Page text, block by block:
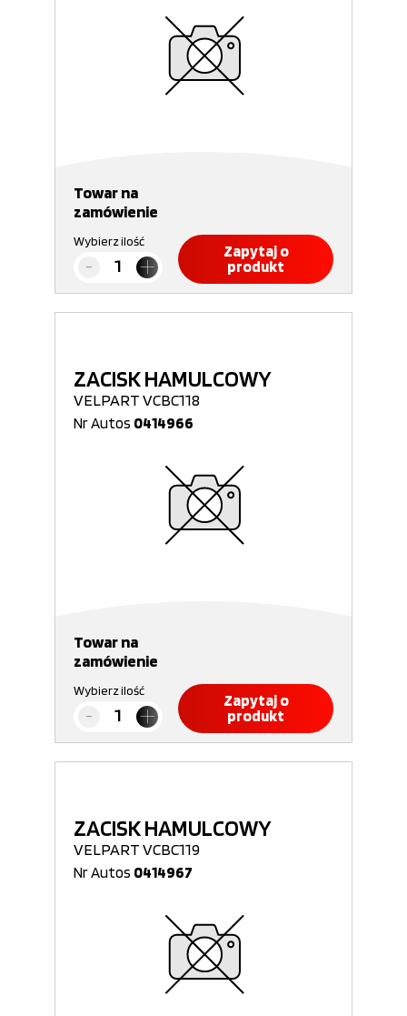
Towar na
zamówienie
Wybierz ilość
Zapytaj o
produkt
ZACISK HAMULCOWY
VELPART VCBC118
Nr Autos 0414966
Towar na
zamówienie
Wybierz ilość
Zapytaj o
produkt
ZACISK HAMULCOWY
VELPART VCBC119
Nr Autos 0414967